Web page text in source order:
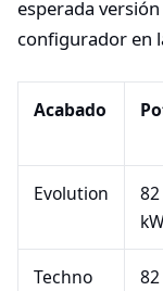
esperada
configurador en
Acabado
Evolution
82
Techno
82